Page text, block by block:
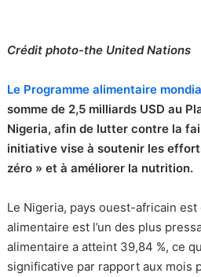
Crédit photo-the United Nations
Le Programme alimentaire
somme de 2,5 milliards USD au
Nigeria, afin de lutter contre la
initiative vise à soutenir les
zéro » et à améliorer la nutrition.
Le Nigeria, pays ouest-africain
alimentaire est l’un des plus
alimentaire a atteint 39,84 %, ce
significative par rapport aux mois